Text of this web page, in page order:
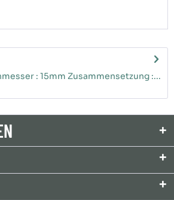
: 15mm Zusammensetzung :...